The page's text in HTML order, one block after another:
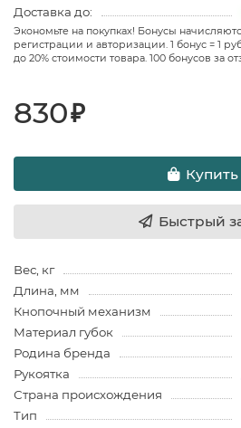
Доставка до:
Экономьте на покупках! Бонусы
регистрации и авторизации. 1 бонус = 1
до 20% стоимости товара. 100 бонусов за
830₽
Купить
Быстрый
Вес, кг
Длина, мм
Кнопочный механизм
Материал губок
Родина бренда
Рукоятка
Страна происхождения
Тип